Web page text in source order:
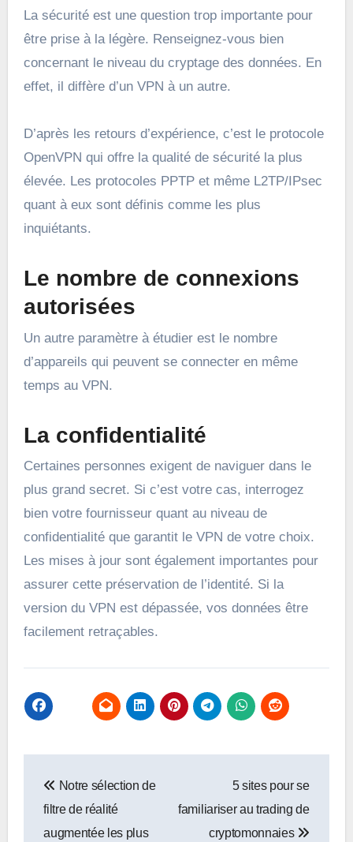
La sécurité est une question trop importante pour
être prise à la légère. Renseignez-vous bien
concernant le niveau du cryptage des données. En
effet, il diffère d’un VPN à un autre.
D’après les retours d’expérience, c’est le protocole
OpenVPN qui offre la qualité de sécurité la plus
élevée. Les protocoles PPTP et même L2TP/IPsec
quant à eux sont définis comme les plus
inquiétants.
Le nombre de connexions
autorisées
Un autre paramètre à étudier est le nombre
d’appareils qui peuvent se connecter en même
temps au VPN.
La confidentialité
Certaines personnes exigent de naviguer dans le
plus grand secret. Si c’est votre cas, interrogez
bien votre fournisseur quant au niveau de
confidentialité que garantit le VPN de votre choix.
Les mises à jour sont également importantes pour
assurer cette préservation de l’identité. Si la
version du VPN est dépassée, vos données être
facilement retraçables.
de
l’article
Notre sélection de
filtre de réalité
augmentée les plus
5 sites pour se
familiariser au trading de
cryptomonnaies